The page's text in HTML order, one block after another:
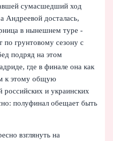
сумасшедший ход
Андреевой досталась,
в нынешнем туре -
грунтовому сезону с
подряд на этом
где в финале она как
к этому общую
российских и украинских
полуфинал обещает быть
взглянуть на